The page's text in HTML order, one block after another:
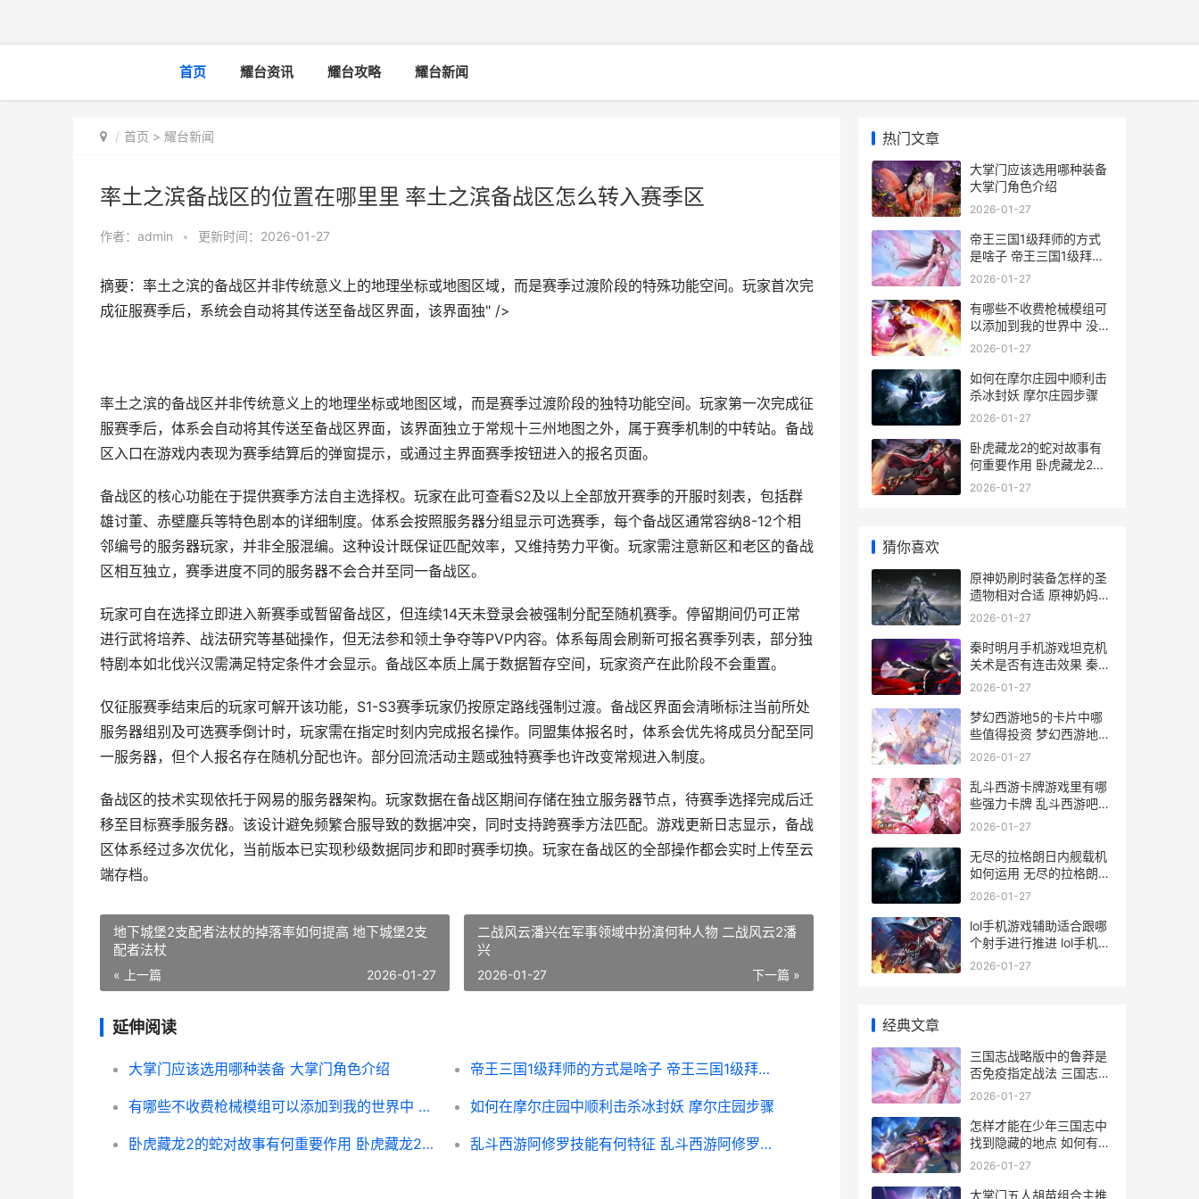
首页 耀台资讯 耀台攻略 耀台新闻
首页 > 耀台新闻
率土之滨备战区的位置在哪里里 率土之滨备战区怎么转入赛季区
作者： admin • 更新时间：2026-01-27
摘要：率土之滨的备战区并非传统意义上的地理坐标或地图区域，而是赛季过渡阶段的特殊功能空间。玩家首次完
成征服赛季后，系统会自动将其传送至备战区界面，该界面独" />
率土之滨的备战区并非传统意义上的地理坐标或地图区域，而是赛季过渡阶段的独特功能空间。玩家第一次完成征
服赛季后，体系会自动将其传送至备战区界面，该界面独立于常规十三州地图之外，属于赛季机制的中转站。备战
区入口在游戏内表现为赛季结算后的弹窗提示，或通过主界面赛季按钮进入的报名页面。
备战区的核心功能在于提供赛季方法自主选择权。玩家在此可查看S2及以上全部放开赛季的开服时刻表，包括群
雄讨董、赤壁鏖兵等特色剧本的详细制度。体系会按照服务器分组显示可选赛季，每个备战区通常容纳8-12个相
邻编号的服务器玩家，并非全服混编。这种设计既保证匹配效率，又维持势力平衡。玩家需注意新区和老区的备战
区相互独立，赛季进度不同的服务器不会合并至同一备战区。
玩家可自在选择立即进入新赛季或暂留备战区，但连续14天未登录会被强制分配至随机赛季。停留期间仍可正常
进行武将培养、战法研究等基础操作，但无法参和领土争夺等PVP内容。体系每周会刷新可报名赛季列表，部分独
特剧本如北伐兴汉需满足特定条件才会显示。备战区本质上属于数据暂存空间，玩家资产在此阶段不会重置。
仅征服赛季结束后的玩家可解开该功能，S1-S3赛季玩家仍按原定路线强制过渡。备战区界面会清晰标注当前所处
服务器组别及可选赛季倒计时，玩家需在指定时刻内完成报名操作。同盟集体报名时，体系会优先将成员分配至同
一服务器，但个人报名存在随机分配也许。部分回流活动主题或独特赛季也许改变常规进入制度。
备战区的技术实现依托于网易的服务器架构。玩家数据在备战区期间存储在独立服务器节点，待赛季选择完成后迁
移至目标赛季服务器。该设计避免频繁合服导致的数据冲突，同时支持跨赛季方法匹配。游戏更新日志显示，备战
区体系经过多次优化，当前版本已实现秒级数据同步和即时赛季切换。玩家在备战区的全部操作都会实时上传至云
端存档。
地下城堡2支配者法杖的掉落率如何提高 地下城堡2支
配者法杖
« 上一篇 2026-01-27
二战风云潘兴在军事领域中扮演何种人物 二战风云2潘
兴
下一篇 »
2026-01-27
延伸阅读
大掌门应该选用哪种装备 大掌门角色介绍 帝王三国1级拜师的方式是啥子 帝王三国1级拜师怎么玩
有哪些不收费枪械模组可以添加到我的世界中 没有不收费的吗 如何在摩尔庄园中顺利击杀冰封妖 摩尔庄园步骤
卧虎藏龙2的蛇对故事有何重要作用 卧虎藏龙2演员 乱斗西游阿修罗技能有何特征 乱斗西游阿修罗阵容
热门文章
大掌门应该选用哪种装备
大掌门角色介绍
2026-01-27
帝王三国1级拜师的方式
是啥子 帝王三国1级拜师
怎么玩
2026-01-27
有哪些不收费枪械模组可
以添加到我的世界中 没有
不收费的吗
2026-01-27
如何在摩尔庄园中顺利击
杀冰封妖 摩尔庄园步骤
2026-01-27
卧虎藏龙2的蛇对故事有
何重要作用 卧虎藏龙2演
员
2026-01-27
猜你喜欢
原神奶刷时装备怎样的圣
遗物相对合适 原神奶妈套
装
2026-01-27
秦时明月手机游戏坦克机
关术是否有连击效果 秦时
明月手游 下载
2026-01-27
梦幻西游地5的卡片中哪
些值得投资 梦幻西游地5
剧情攻略
2026-01-27
乱斗西游卡牌游戏里有哪
些强力卡牌 乱斗西游吧
百度贴吧
2026-01-27
无尽的拉格朗日内舰载机
如何运用 无尽的拉格朗日
wiki
2026-01-27
lol手机游戏辅助适合跟哪
个射手进行推进 lol手机辅
助软件
2026-01-27
经典文章
三国志战略版中的鲁莽是
否免疫指定战法 三国志战
略版中期结算排名对应功
2026-01-27
怎样才能在少年三国志中
找到隐藏的地点 如何有少
年气
2026-01-27
大掌门五人胡苗组合主推